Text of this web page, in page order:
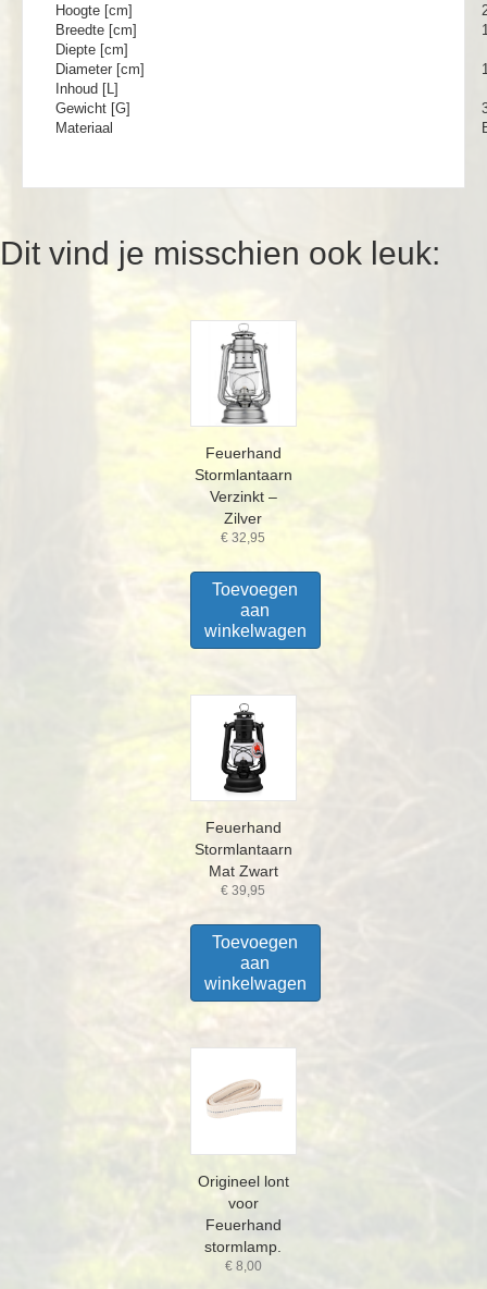
Hoogte [cm]
Breedte [cm]
Diepte [cm]
Diameter [cm]
Inhoud [L]
Gewicht [G]
Materiaal
Dit vind je misschien ook leuk:
Feuerhand
Stormlantaarn
Verzinkt –
Zilver
€ 32,95
Toevoegen
aan
winkelwagen
Feuerhand
Stormlantaarn
Mat Zwart
€ 39,95
Toevoegen
aan
winkelwagen
Origineel lont
voor
Feuerhand
stormlamp.
€8,00